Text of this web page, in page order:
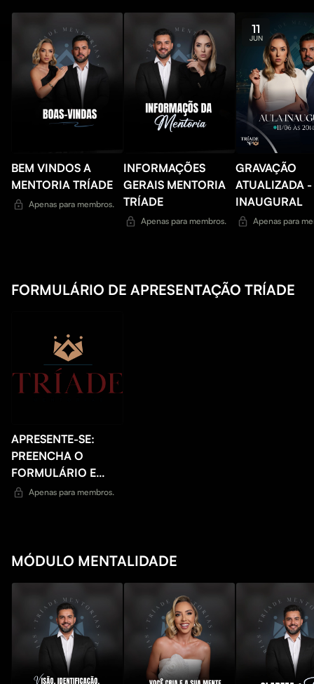
BEM VINDOS A
MENTORIA TRÍADE
Apenas para membros.
INFORMAÇÕES
GERAIS MENTORIA
TRÍADE
Apenas para membros.
11
JUN
GRAVAÇÃO
ATUALIZADA
INAUGURAL
Apenas para
FORMULÁRIO DE APRESENTAÇÃO TRÍADE
APRESENTE-SE:
PREENCHA O
FORMULÁRIO E
CONTE ATRAVÉS
Apenas para membros.
MÓDULO MENTALIDADE